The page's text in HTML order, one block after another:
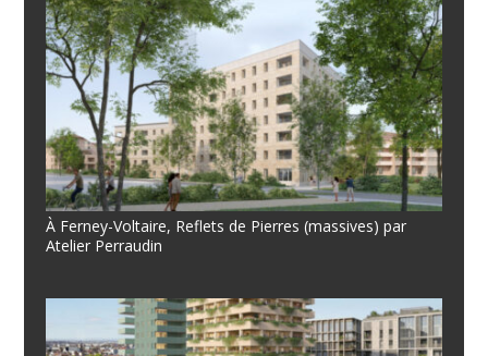
À Ferney-Voltaire, Reflets de Pierres (massives) par
Atelier Perraudin